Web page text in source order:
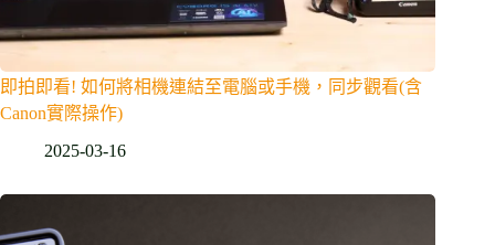
即拍即看! 如何將相機連結至電腦或手機，同步觀看(含
Canon實際操作)
2025-03-16